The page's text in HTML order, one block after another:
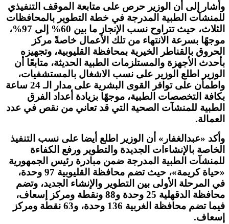
وأشار إلى أن الوزير حرص على متابعة الموقف التنفيذي
للمنشآت الطبية المدرجة في خطة التطوير بالمحافظات
الثلاث، حيث تتراوح نسب الإنجاز ما بين 60% إلى 97%،
موجهًا بسرعة الانتهاء من تلك الأعمال خاصةً مركز
الحروق بالقناطر الخيرية بمحافظة القليوبية، وتجهيزه
بأحدث الأجهزة والمستلزمات الطبية الحديثة، متابعًا أن
الوزير اطلع الوزير على نسب الاشغال بالمستشفيات،
واطمأن على توافر القوى البشرية على مدار الـ 24 ساعة
بكافة التخصصات الطبية، موجهًا بزيادة أعداد الفرق
الطبية للمنشآت الصحية التي قد تعاني من نقص في عدد
العمالة.
وأكد «عبدالغفار» أن الوزير اطلع أيضا على نسب التنفيذ
الخاصة بالإنشاءات الجديدة والتطوير ورفع الكفاءة
للمنشآت الطبية المدرجة ضمن مبادرة رئيس الجمهورية
«حياة كريمة»، حيث تضم محافظة القليوبية 97 وحدة،
في المرحلة الأولى بين التطوير والإنشاء الجديد، وتضم
محافظة الدقهلية 25 وحدة و88 ونقطة ومركز إسعاف،
فيما تضم محافظة الغربية 136 وحدة، و63 نقطة ومركز
إسعاف.